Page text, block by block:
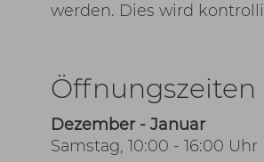
werden. Dies wird
Öffnungszeiten
Dezember - Januar
Samstag, 10:00 - 16:00 Uhr